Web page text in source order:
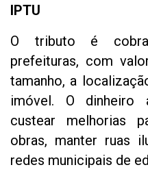
IPTU
O tributo é
prefeituras, com
tamanho, a
imóvel. O dinheiro
custear melhorias
obras, manter ruas
redes municipais de